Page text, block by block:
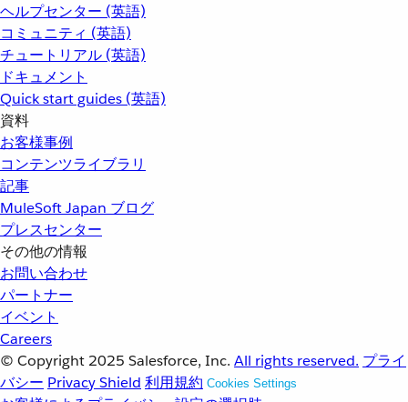
ヘルプセンター (英語)
コミュニティ (英語)
チュートリアル (英語)
ドキュメント
Quick start guides (英語)
資料
お客様事例
コンテンツライブラリ
記事
MuleSoft Japan ブログ
プレスセンター
その他の情報
お問い合わせ
パートナー
イベント
Careers
© Copyright 2025 Salesforce, Inc. All rights reserved. プライ
バシー Privacy Shield 利用規約 Cookies Settings